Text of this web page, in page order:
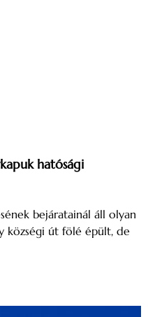
hatósági
bejáratainál áll olyan
községi út fölé épült, de